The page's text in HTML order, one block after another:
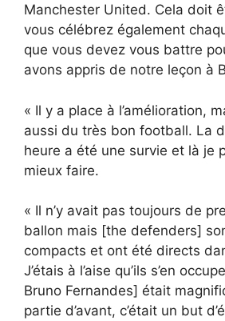
Manchester United. Cela doit
vous célébrez également
que vous devez vous battre
avons appris de notre leçon à
« Il y a place à l’amélioration,
aussi du très bon football. La
heure a été une survie et là je
mieux faire.
« Il n’y avait pas toujours de
ballon mais [the defenders]
compacts et ont été directs
J’étais à l’aise qu’ils s’en
Bruno Fernandes] était
partie d’avant, c’était un but